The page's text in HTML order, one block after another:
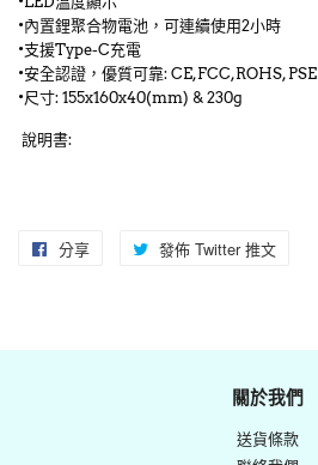
•內置鋰聚合物電池，可連續使用2小時
•支援Type-C充電
•安全認證，優質可靠: CE,FCC,ROHS, PSE
•尺寸: 155x160x40(mm) & 230g
說明書:
分享
Facebook
發佈 Twitter 推文
發
佈
推
關於我們
送貨條款